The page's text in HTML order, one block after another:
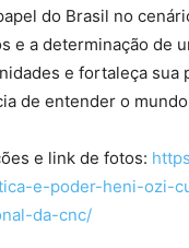
do Brasil no
e a determinação de
e fortaleça
de entender o
e link de fotos:
e-poder-heni-ozi-
da-cnc/